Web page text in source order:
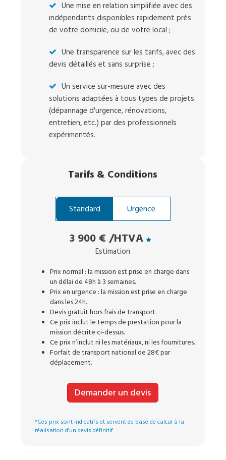
Une mise en relation simplifiée avec des
indépendants disponibles rapidement près
de votre domicile, ou de votre local ;
Une transparence sur les tarifs, avec des
devis détaillés et sans surprise ;
Un service sur-mesure avec des
solutions adaptées à tous types de projets
(dépannage d'urgence, rénovations,
entretien, etc.) par des professionnels
expérimentés.
Tarifs & Conditions
Standard Urgence
3 900 € /HTVA
Estimation
Prix normal : la mission est prise en charge dans
un délai de 48h à 3 semaines.
Prix en urgence : la mission est prise en charge
dans les 24h.
Devis gratuit hors frais de transport.
Ce prix inclut le temps de prestation pour la
mission décrite ci-dessus.
Ce prix n’inclut ni les matériaux, ni les fournitures.
Forfait de transport national de 28€ par
déplacement.
Demander un devis
*Ces prix sont indicatifs et servent de base de calcul à la
réalisation d’un devis définitif.